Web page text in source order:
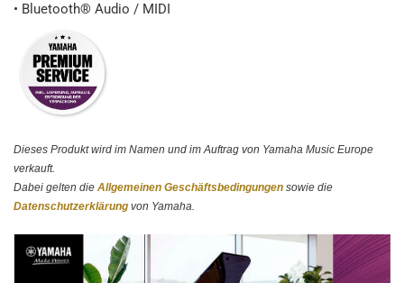
• Bluetooth® Audio / MIDI
Dieses Produkt wird im Namen und im Auftrag von Yamaha Music Europe
verkauft.
Dabei gelten die Allgemeinen Geschäftsbedingungen sowie die
Datenschutzerklärung von Yamaha.